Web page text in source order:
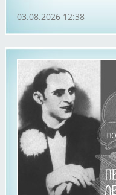
03.08.2026 12:38